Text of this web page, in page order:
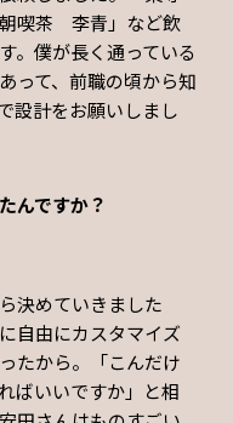
喫茶 李青」など飲
。僕が長く通っている
って、前職の頃から知
設計をお願いしまし
んですか？
決めていきました
自由にカスタマイズ
たから。「こんだけ
ばいいですか」と相